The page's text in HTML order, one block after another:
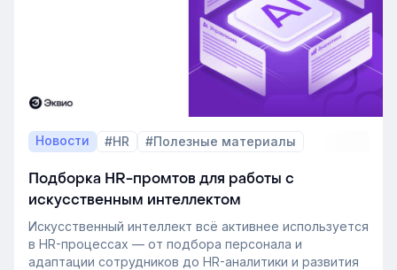
Новости #HR #Полезные материалы
Подборка HR-промтов для работы с
искусственным интеллектом
Искусственный интеллект всё активнее используется
в HR-процессах — от подбора персонала и
адаптации сотрудников до HR-аналитики и развития